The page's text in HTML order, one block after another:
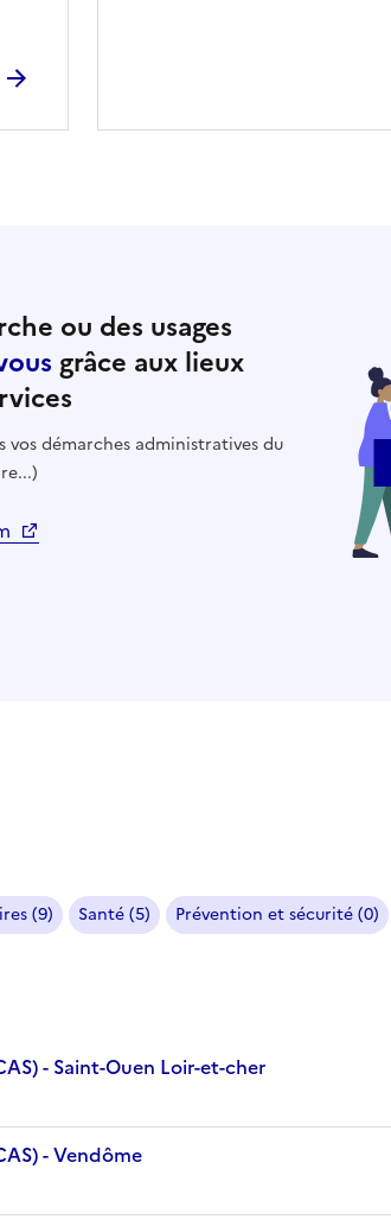
ou des usages
grâce aux lieux
vos démarches administratives du
(9) Santé (5) Prévention et sécurité (0)
- Saint-Ouen Loir-et-cher
- Vendôme